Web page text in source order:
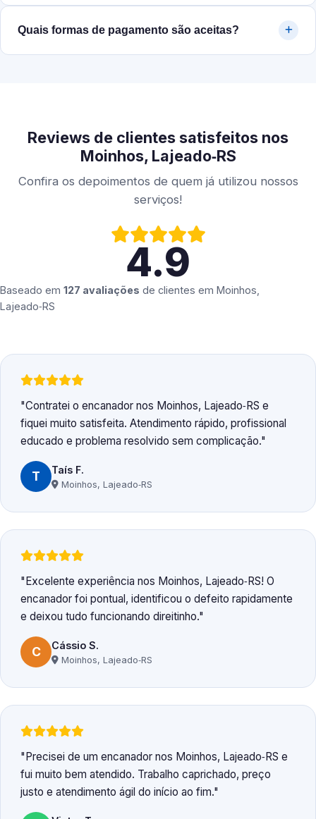
Quais formas de pagamento são aceitas?
Reviews de clientes satisfeitos nos
Moinhos, Lajeado‑RS
Confira os depoimentos de quem já utilizou nossos
serviços!
4.9
Baseado em 127 avaliações de clientes em Moinhos,
Lajeado‑RS
Contratei o encanador nos Moinhos, Lajeado‑RS e
fiquei muito satisfeita. Atendimento rápido, profissional
educado e problema resolvido sem complicação.
T Taís F.
Moinhos, Lajeado‑RS
Excelente experiência nos Moinhos, Lajeado‑RS! O
encanador foi pontual, identificou o defeito rapidamente
e deixou tudo funcionando direitinho.
C Cássio S.
Moinhos, Lajeado‑RS
Precisei de um encanador nos Moinhos, Lajeado‑RS e
fui muito bem atendido. Trabalho caprichado, preço
justo e atendimento ágil do início ao fim.